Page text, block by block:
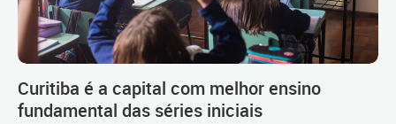
Curitiba é a capital com melhor ensino
fundamental das séries iniciais